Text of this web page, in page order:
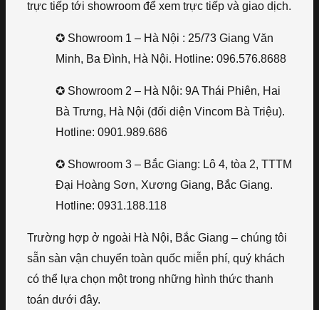
trực tiếp tới showroom để xem trực tiếp và giao dịch.
✪ Showroom 1 – Hà Nội : 25/73 Giang Văn
Minh, Ba Đình, Hà Nội. Hotline: 096.576.8688
✪ Showroom 2 – Hà Nội: 9A Thái Phiên, Hai
Bà Trưng, Hà Nội (đối diện Vincom Bà Triệu).
Hotline: 0901.989.686
✪ Showroom 3 – Bắc Giang: Lô 4, tòa 2, TTTM
Đại Hoàng Sơn, Xương Giang, Bắc Giang.
Hotline: 0931.188.118
Trường hợp ở ngoài Hà Nội, Bắc Giang – chúng tôi
sẵn sàn vận chuyển toàn quốc miễn phí, quý khách
có thể lựa chọn một trong những hình thức thanh
toán dưới đây.